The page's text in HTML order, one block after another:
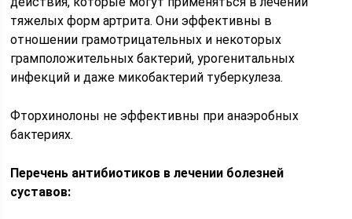
тяжелых форм артрита. Они эффективны в
отношении грамотрицательных и некоторых
грамположительных бактерий, урогенитальных
инфекций и даже микобактерий туберкулеза.
Фторхинолоны не эффективны при анаэробных
бактериях.
Перечень антибиотиков в лечении болезней
суставов: